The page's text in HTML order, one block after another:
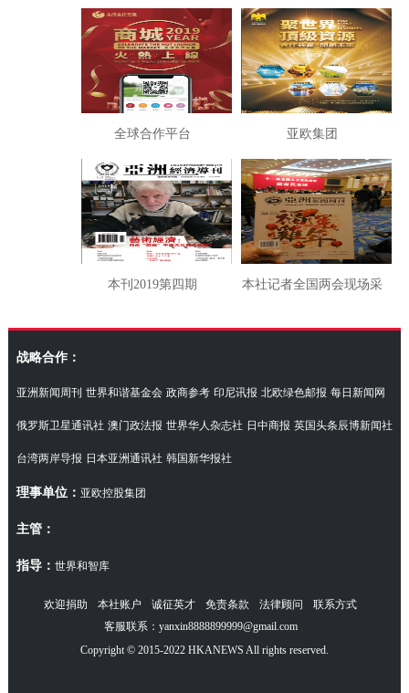
全球合作平台 亚欧集团
本刊2019第四期 本社记者全国两会现场采
访湖南代表团
战略合作：
亚洲新闻周刊 世界和谐基金会 政商参考 印尼讯报 北欧绿色邮报 每日新闻网
俄罗斯卫星通讯社 澳门政法报 世界华人杂志社 日中商报 英国头条辰博新闻社
台湾两岸导报 日本亚洲通讯社 韩国新华报社
理事单位： 亚欧控股集团
主管：
指导： 世界和智库
欢迎捐助 本社账户 诚征英才 免责条款 法律顾问
联系方式
客服联系：yanxin8888899999@gmail.com
Copyright © 2015-2022 HKANEWS All rights reserved.